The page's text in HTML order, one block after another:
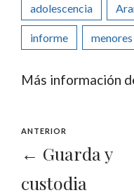
adolescencia
informe menores
Más información
ANTERIOR
← Guarda y
custodia